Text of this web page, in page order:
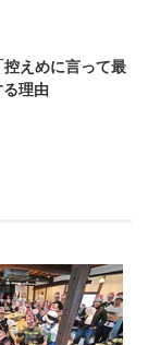
えめに言って最
理由